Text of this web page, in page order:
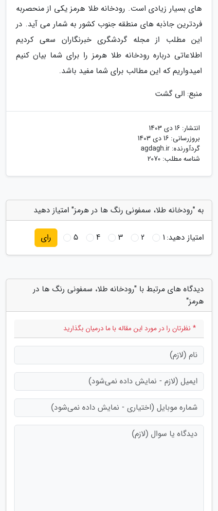
های بسیار زیادی است. رودخانه طلا هرمز یکی از منحصربه
فردترین جاذبه های منطقه جنوب کشور به شمار می آید. در
این مطلب از مجله گردشگری خبرنگاران سعی کردیم
اطلاعاتی درباره رودخانه طلا هرمز را برای شما بیان کنیم
امیدواریم که این مطالب برای شما مفید باشد.
منبع: الی گشت
انتشار: 16 دی 1403
بروزرسانی: 16 دی 1403
گردآورنده: agdagh.ir
شناسه مطلب: 2070
به "رودخانه طلا، سمفونی رنگ ها در هرمز" امتیاز دهید
امتیاز دهید:1
2
3
4
5 رای
دیدگاه های مرتبط با "رودخانه طلا، سمفونی رنگ ها در
هرمز"
* نظرتان را در مورد این مقاله با ما درمیان بگذارید